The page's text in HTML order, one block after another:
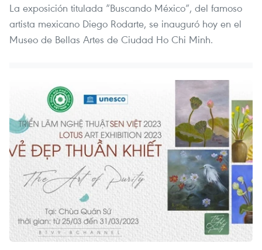
La exposición titulada “Buscando México”, del famoso
artista mexicano Diego Rodarte, se inauguró hoy en el
Museo de Bellas Artes de Ciudad Ho Chi Minh.